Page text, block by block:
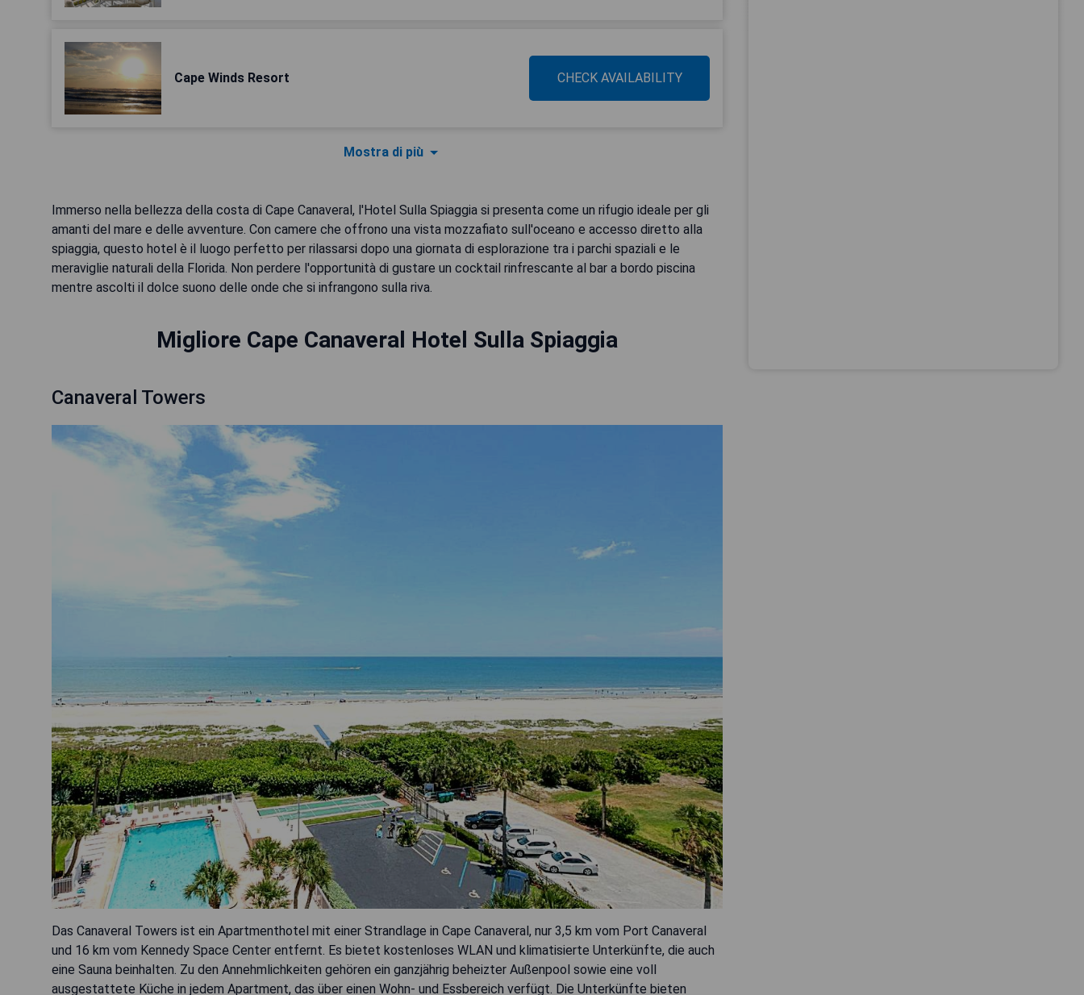
Cape Winds Resort CHECK AVAILABILITY
Mostra di più
Immerso nella bellezza della costa di Cape Canaveral, l'Hotel Sulla Spiaggia si presenta come un rifugio ideale per gli
amanti del mare e delle avventure. Con camere che offrono una vista mozzafiato sull'oceano e accesso diretto alla
spiaggia, questo hotel è il luogo perfetto per rilassarsi dopo una giornata di esplorazione tra i parchi spaziali e le
meraviglie naturali della Florida. Non perdere l'opportunità di gustare un cocktail rinfrescante al bar a bordo piscina
mentre ascolti il dolce suono delle onde che si infrangono sulla riva.
Migliore Cape Canaveral Hotel Sulla Spiaggia
Canaveral Towers
Das Canaveral Towers ist ein Apartmenthotel mit einer Strandlage in Cape Canaveral, nur 3,5 km vom Port Canaveral
und 16 km vom Kennedy Space Center entfernt. Es bietet kostenloses WLAN und klimatisierte Unterkünfte, die auch
eine Sauna beinhalten. Zu den Annehmlichkeiten gehören ein ganzjährig beheizter Außenpool sowie eine voll
ausgestattete Küche in jedem Apartment, das über einen Wohn- und Essbereich verfügt. Die Unterkünfte bieten